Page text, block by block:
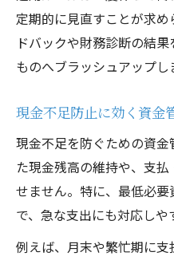
定期的に見直すことが求
ドバックや財務診断の結
ものへブラッシュアップし
現金不足防止に効く資金
現金不足を防ぐための資
た現金残高の維持や、支
せません。特に、最低必
で、急な支出にも対応しや
例えば、月末や繁忙期に